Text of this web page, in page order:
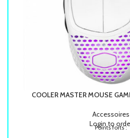
COOLER MASTER MOUSE
Accessoires
Login to
Points forts :